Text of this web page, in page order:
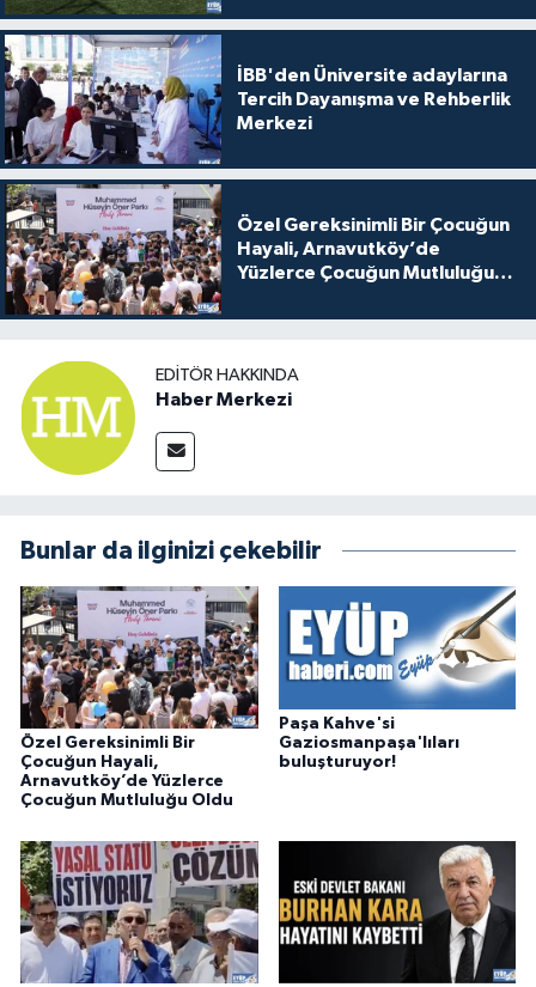
İBB'den Üniversite adaylarına
Tercih Dayanışma ve Rehberlik
Merkezi
Özel Gereksinimli Bir Çocuğun
Hayali, Arnavutköy’de
Yüzlerce Çocuğun Mutluluğu
EDITÖR HAKKINDA
Haber Merkezi
Bunlar da ilginizi çekebilir
Özel Gereksinimli Bir
Çocuğun Hayali,
Arnavutköy’de Yüzlerce
Çocuğun Mutluluğu Oldu
Paşa Kahve'si
Gaziosmanpaşa'lıları
buluşturuyor!